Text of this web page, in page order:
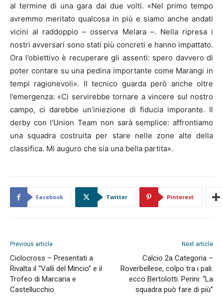
al termine di una gara dai due volti. «Nel primo tempo
avremmo meritato qualcosa in più e siamo anche andati
vicini al raddoppio – osserva Melara –. Nella ripresa i
nostri avversari sono stati più concreti e hanno impattato.
Ora l’obiettivo è recuperare gli assenti: spero davvero di
poter contare su una pedina importante come Marangi in
tempi ragionevoli». Il tecnico guarda però anche oltre
l’emergenza: «Ci servirebbe tornare a vincere sul nostro
campo, ci darebbe un’iniezione di fiducia imporante. Il
derby con l’Union Team non sarà semplice: affrontiamo
una squadra costruita per stare nelle zone alte della
classifica. Mi auguro che sia una bella partita».
Facebook Twitter Pinterest
Previous article
Ciclocross – Presentati a
Rivalta il “Valli del Mincio” e il
Trofeo di Marcaria e
Castellucchio
Next article
Calcio 2a Categoria –
Roverbellese, colpo tra i pali:
ecco Bertolotti. Perini: “La
squadra può fare di più”